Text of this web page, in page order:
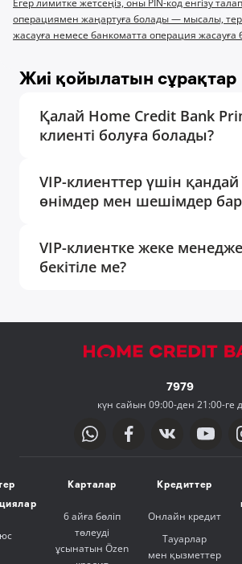
Егер лимитке жетсеңіз, оны PIN-код енгізу
операциямен жаңартуға болады — мысалы,
жасауға немесе банкоматта операция жасауға
Жиі қойылатын сұрақтар
Қалай Home Credit Bank
клиенті болуға болады?
VIP-клиенттер үшін
өнімдер мен шешімдер
VIP-клиентке жеке
бекітіле ме?
7979
күн сайын 09:00-ден 21:00-ге
Карталар
6 айға бөліп
төлеуді
ұсынатын Özen
Кредиттер
Онлайн кредит
Тауарлар
мен қызметтер